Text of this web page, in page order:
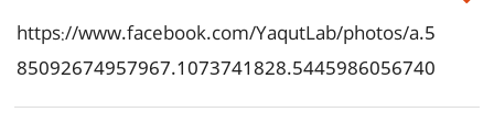
https://www.facebook.com/YaqutLab/photos/a.5
85092674957967.1073741828.5445986056740
41/674617179338849/?type=1